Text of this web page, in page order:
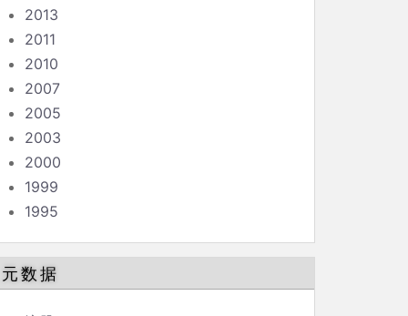
2013
2011
2010
2007
2005
2003
2000
1999
1995
元数据